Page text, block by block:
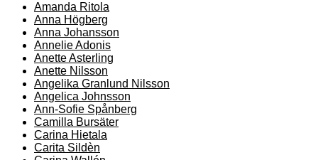
Amanda Ritola
Anna Högberg
Anna Johansson
Annelie Adonis
Anette Asterling
Anette Nilsson
Angelika Granlund Nilsson
Angelica Johnsson
Ann-Sofie Spånberg
Camilla Bursäter
Carina Hietala
Carita Sildèn